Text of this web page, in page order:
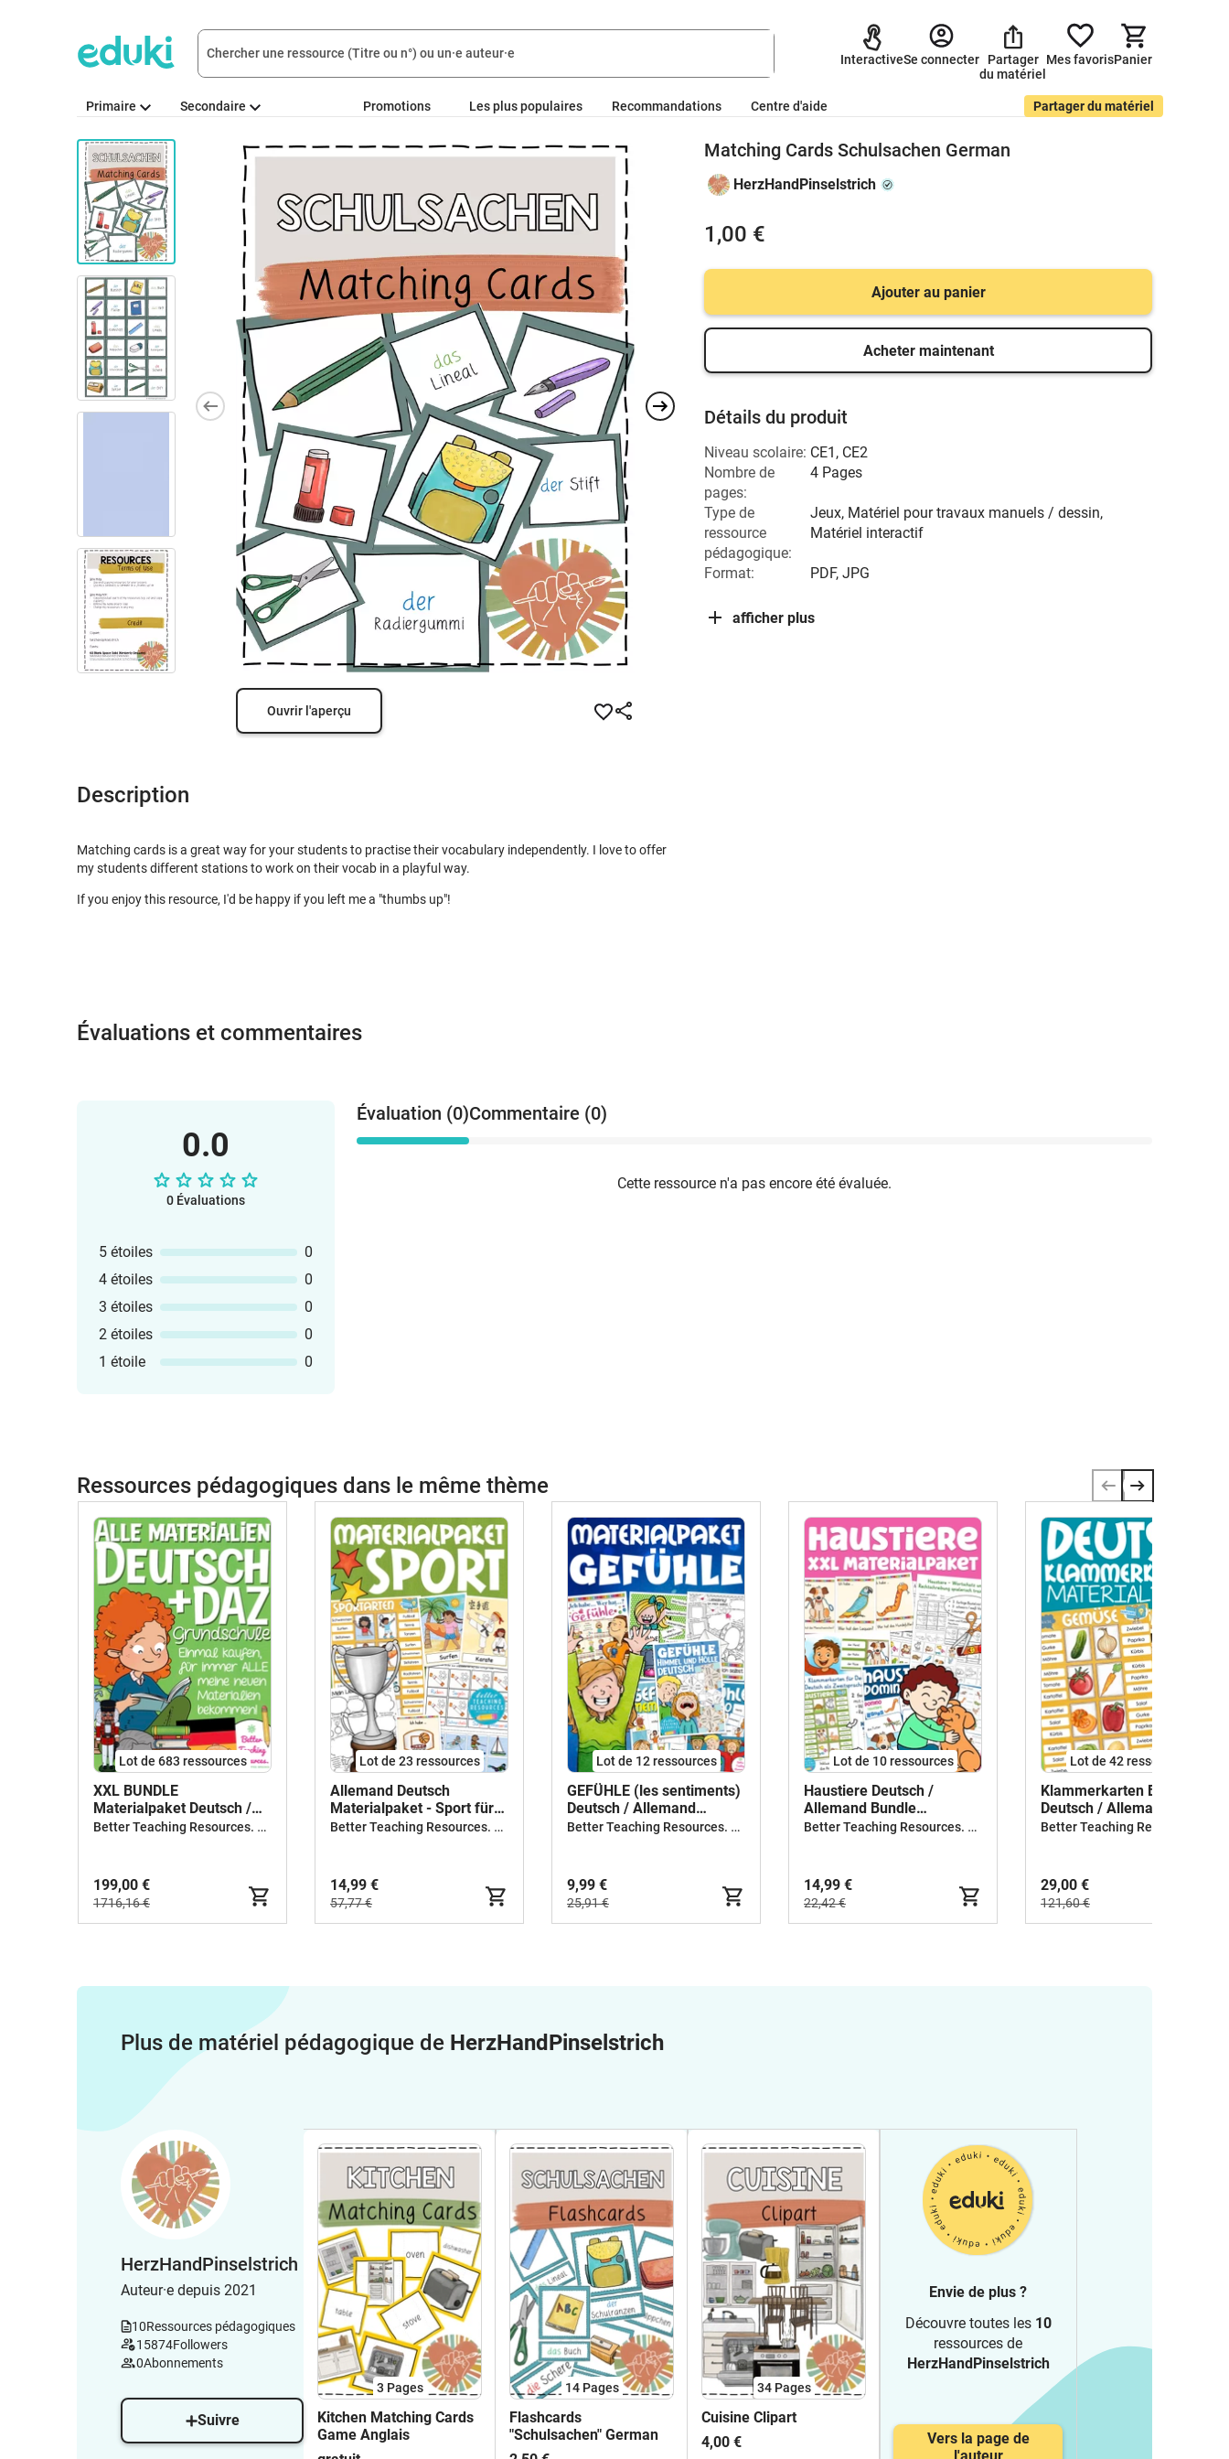
InteractiveSe connecter
Partager
du matériel
Mes favorisPanier
Primaire Secondaire Promotions Les plus populaires Recommandations Partager du matériel
Centre d'aide
Ouvrir l'aperçu
Description
Matching cards is a great way for your students to practise their vocabulary independently. I love to offer
my students different stations to work on their vocab in a playful way.
If you enjoy this resource, I'd be happy if you left me a "thumbs up"!
Matching Cards Schulsachen German
HerzHandPinselstrich
1,00 €
Ajouter au panier
Acheter maintenant
Détails du produit
Niveau scolaire: CE1 , CE2
Nombre de
pages:
4 Pages
Type de
ressource
pédagogique:
Jeux, Matériel pour travaux manuels / dessin,
Matériel interactif
Format: PDF, JPG
afficher plus
Évaluations et commentaires
0.0
0 Évaluations
5 étoiles
0
4 étoiles
0
3 étoiles
0
2 étoiles
0
1 étoile
0
Évaluation (0)Commentaire (0)
Cette ressource n'a pas encore été évaluée.
Ressources pédagogiques dans le même thème
Lot de 683 ressources
XXL BUNDLE
Materialpaket Deutsch /
Allemand
Better Teaching Resources. Longer coffee breaks.
199,00 €
1716,16 €
Lot de 23 ressources
Allemand Deutsch
Materialpaket - Sport für
Deutsch als ZweitspracheBetter Teaching Resources. Longer coffee breaks.
14,99 €
57,77 €
Lot de 12 ressources
GEFÜHLE (les sentiments)
Deutsch / Allemand
Materialpaket
Better Teaching Resources. Longer coffee breaks.
9,99 €
25,91 €
Lot de 10 ressources
Haustiere Deutsch /
Allemand Bundle
Materialpaket
Better Teaching Resources. Longer coffee breaks.
14,99 €
22,42 €
Lot de 42 ressources
Klammerkarten Bundle
Deutsch / Allemand
29,00 €
121,60 €
Plus de matériel pédagogique de HerzHandPinselstrich
HerzHandPinselstrich
Auteur·e depuis 2021
10Ressources pédagogiques
15874Followers
0Abonnements
Suivre
3 Pages
Kitchen Matching Cards
Game Anglais
14 Pages
Flashcards
"Schulsachen" German
34 Pages
Cuisine Clipart
4,00 €
Envie de plus ?
Découvre toutes les 10
ressources de
HerzHandPinselstrich
Vers la page de